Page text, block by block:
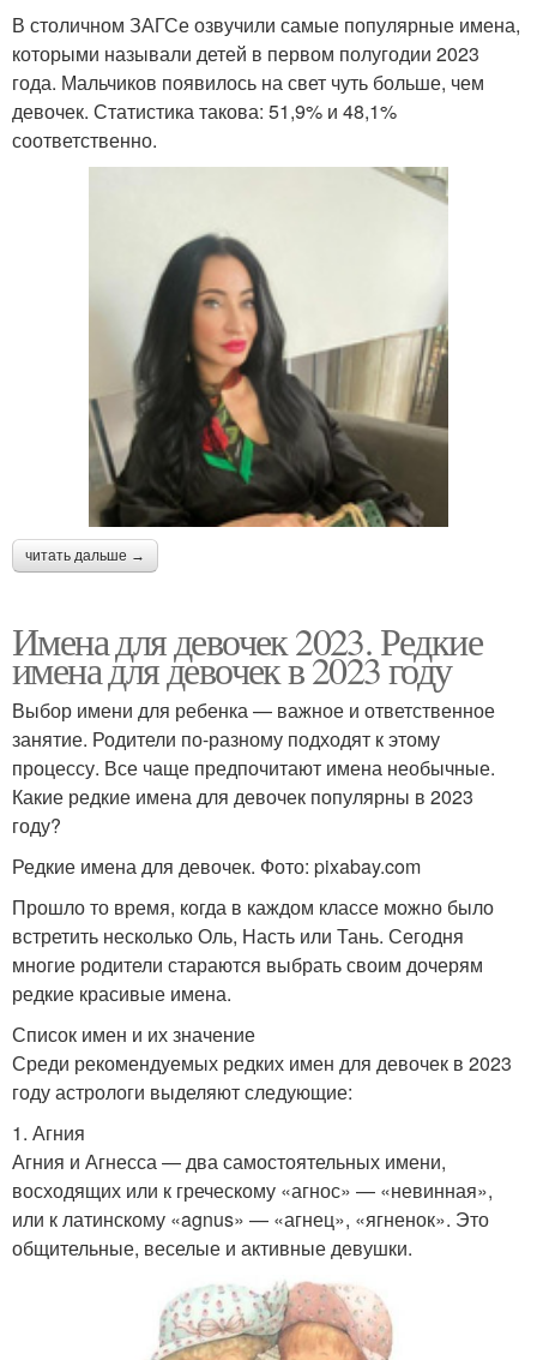
В столичном ЗАГСе озвучили самые популярные имена,
которыми называли детей в первом полугодии 2023
года. Мальчиков появилось на свет чуть больше, чем
девочек. Статистика такова: 51,9% и 48,1%
соответственно.
читать дальше →
Имена для девочек 2023. Редкие
имена для девочек в 2023 году
Выбор имени для ребенка — важное и ответственное
занятие. Родители по-разному подходят к этому
процессу. Все чаще предпочитают имена необычные.
Какие редкие имена для девочек популярны в 2023
году?
Редкие имена для девочек. Фото: pixabay.com
Прошло то время, когда в каждом классе можно было
встретить несколько Оль, Насть или Тань. Сегодня
многие родители стараются выбрать своим дочерям
редкие красивые имена.
Список имен и их значение
Среди рекомендуемых редких имен для девочек в 2023
году астрологи выделяют следующие:
1. Агния
Агния и Агнесса — два самостоятельных имени,
восходящих или к греческому «агнос» — «невинная»,
или к латинскому «agnus» — «агнец», «ягненок». Это
общительные, веселые и активные девушки.